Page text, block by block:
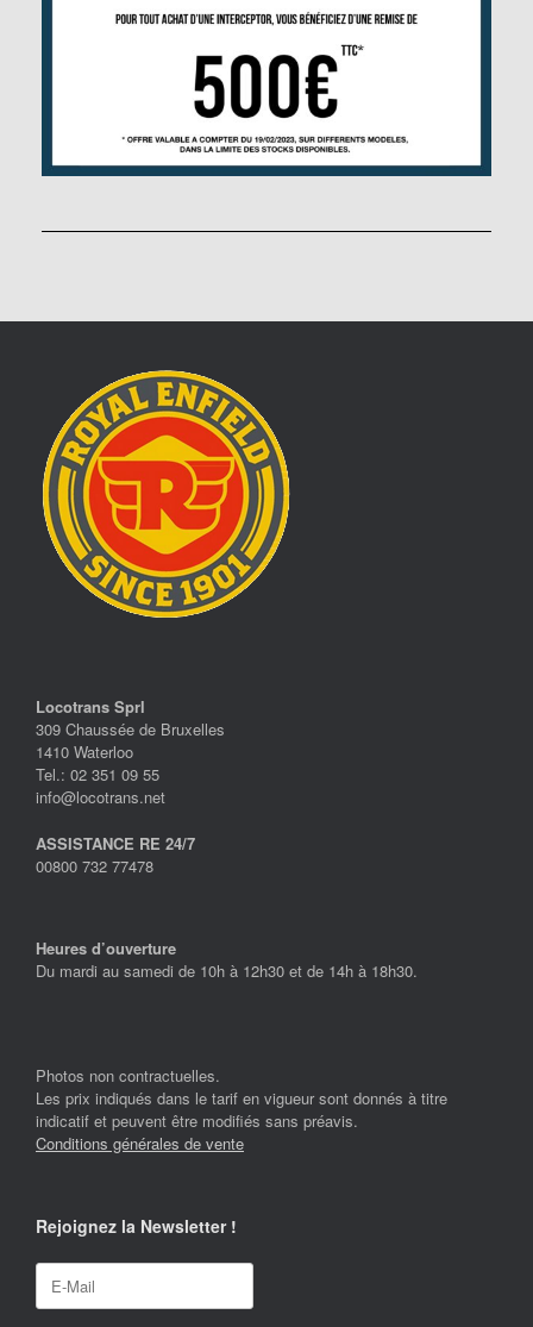
Locotrans Sprl
309 Chaussée de Bruxelles
1410 Waterloo
Tel.: 02 351 09 55
info@locotrans.net
ASSISTANCE RE 24/7
00800 732 77478
Heures d’ouverture
Du mardi au samedi de 10h à 12h30 et de 14h à 18h30.
Photos non contractuelles.
Les prix indiqués dans le tarif en vigueur sont donnés à titre
indicatif et peuvent être modifiés sans préavis.
Conditions générales de vente
Rejoignez la Newsletter !